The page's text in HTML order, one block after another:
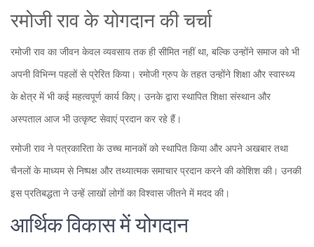
रमोजी राव के योगदान की चर्चा
रमोजी राव का जीवन केवल व्यवसाय तक ही सीमित नहीं था, बल्कि उन्होंने समाज को भी
अपनी विभिन्न पहलों से प्रेरित किया। रमोजी ग्रुप के तहत उन्होंने शिक्षा और स्वास्थ्य
के क्षेत्र में भी कई महत्वपूर्ण कार्य किए। उनके द्वारा स्थापित शिक्षा संस्थान और
अस्पताल आज भी उत्कृष्ट सेवाएं प्रदान कर रहे हैं।
रमोजी राव ने पत्रकारिता के उच्च मानकों को स्थापित किया और अपने अखबार तथा
चैनलों के माध्यम से निष्पक्ष और तथ्यात्मक समाचार प्रदान करने की कोशिश की। उनकी
इस प्रतिबद्धता ने उन्हें लाखों लोगों का विश्वास जीतने में मदद की।
आर्थिक विकास में योगदान